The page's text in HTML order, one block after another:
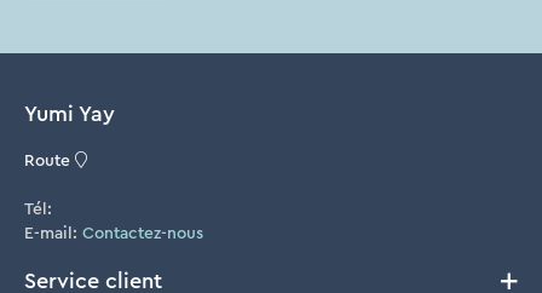
Yumi Yay
Route
Tél:
E-mail: Contactez-nous
Service client